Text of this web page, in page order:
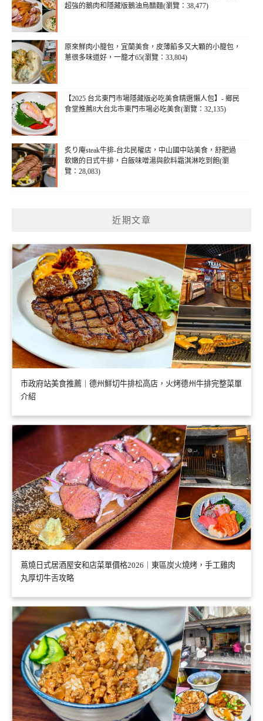
超強的鵝肉和隱藏版鵝油烏醋麵(瀏覽：38,477)
原來鮮肉小籠包，宜蘭美食，皮薄餡多又大顆的小籠包，
蔥很多味道好，一籠才65(瀏覽：33,804)
【2025 台北東門市場隱藏版必吃美食精選懶人包】- 鄉民
食堂推薦8大台北市東門市場必吃美食(瀏覽：32,135)
炙り庵steak牛排-台北民權店，中山國中站美食，舒肥過
軟嫩的日式牛排，白飯味噌湯與飲料霜淇淋吃到飽(瀏
覽：28,083)
近期文章
市政府站美食推薦｜德州鮮切牛排松高店，火烤德州牛排完整菜單
介紹
蔦燒日式居酒屋安和店菜單價格2026｜東區炭火燒烤，手工雞肉
丸厚切牛舌攻略